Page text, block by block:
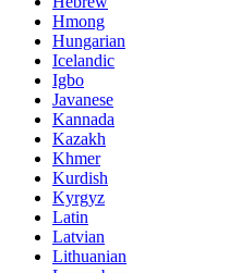
Hmong
Hungarian
Icelandic
Igbo
Javanese
Kannada
Kazakh
Khmer
Kurdish
Kyrgyz
Latin
Latvian
Lithuanian